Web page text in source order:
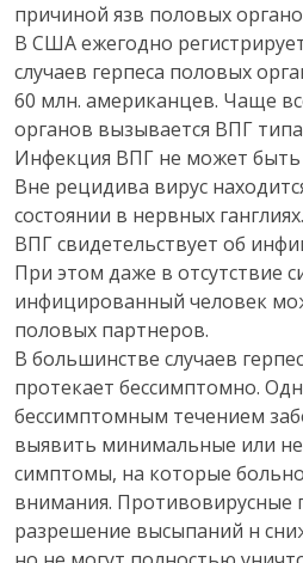
причиной язв половых
В США ежегодно
случаев герпеса половых
60 млн. американцев. Чаще
органов вызывается ВПГ
Инфекция ВПГ не может быть
Вне рецидива вирус
состоянии в нервных
ВПГ свидетельствует об
При этом даже в отсутствие
инфицированный человек
половых партнеров.
В большинстве случаев
протекает бессимптомно.
бессимптомным течением
выявить минимальные или
симптомы, на которые
внимания. Противовирусные
разрешение высыпаний н